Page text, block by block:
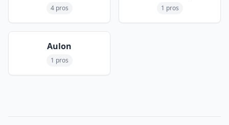
4 pros 1 pros
Aulon
1 pros